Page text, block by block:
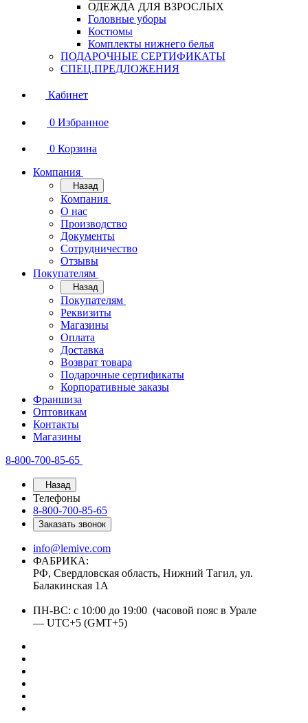
ОДЕЖДА ДЛЯ ВЗРОСЛЫХ
Головные уборы
Костюмы
Комплекты нижнего белья
ПОДАРОЧНЫЕ СЕРТИФИКАТЫ
СПЕЦ.ПРЕДЛОЖЕНИЯ
Кабинет
0 Избранное
0 Корзина
Компания
Назад
Компания
О нас
Производство
Документы
Сотрудничество
Отзывы
Покупателям
Назад
Покупателям
Реквизиты
Магазины
Оплата
Доставка
Возврат товара
Подарочные сертификаты
Корпоративные заказы
Франшиза
Оптовикам
Контакты
Магазины
8-800-700-85-65
Назад
Телефоны
8-800-700-85-65
Заказать звонок
info@lemive.com
ФАБРИКА:
РФ, Свердловская область, Нижний Тагил, ул.
Балакинская 1А
ПН-ВС: с 10:00 до 19:00 (часовой пояс в Урале
— UTC+5 (GMT+5)